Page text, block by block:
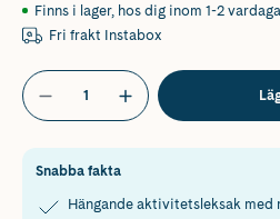
Finns i lager, hos dig inom 1-2
Fri frakt Instabox
Snabba fakta
Hängande aktivitetsleksak med